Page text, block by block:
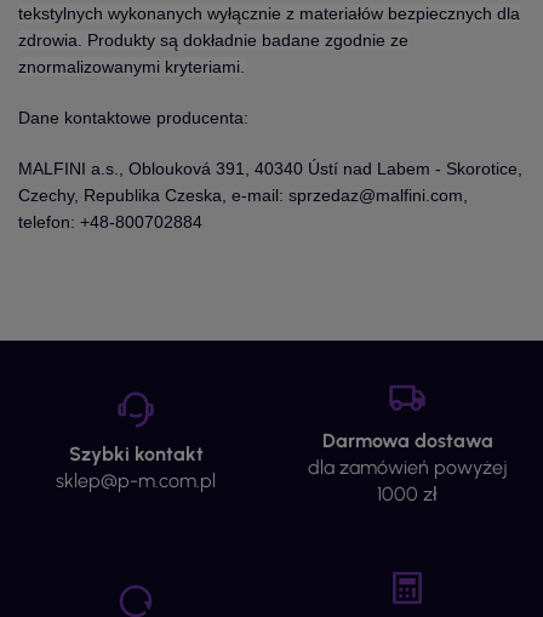
tekstylnych wykonanych wyłącznie z materiałów bezpiecznych dla
zdrowia. Produkty są dokładnie badane zgodnie ze
znormalizowanymi kryteriami.
Dane kontaktowe producenta:
MALFINI a.s., Oblouková 391, 40340 Ústí nad Labem - Skorotice,
Czechy, Republika Czeska, e-mail: sprzedaz@malfini.com,
telefon: +48-800702884
Szybki kontakt
sklep@p-m.com.pl
Darmowa dostawa
dla zamówień powyżej
1000 zł